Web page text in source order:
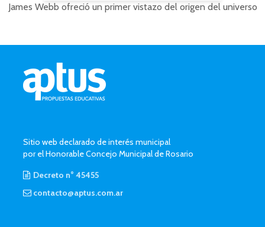
James Webb ofreció un primer vistazo del origen del universo
Sitio web declarado de interés municipal
por el Honorable Concejo Municipal de Rosario
Decreto n° 45455
contacto@aptus.com.ar